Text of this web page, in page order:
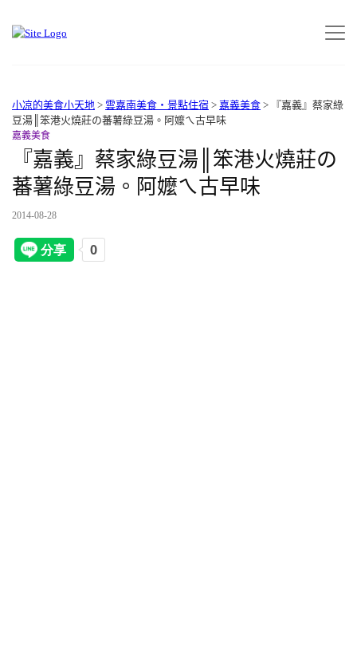
小凉的美食小天地 > 雲嘉南美食‧景點住宿 > 嘉義美食 >
『嘉義』蔡家綠
豆湯║笨港火燒莊の蕃薯綠豆湯。阿嬤ㄟ古早味
嘉義美食
『嘉義』蔡家綠豆湯║笨港火燒莊の
蕃薯綠豆湯。阿嬤ㄟ古早味
2014-08-28